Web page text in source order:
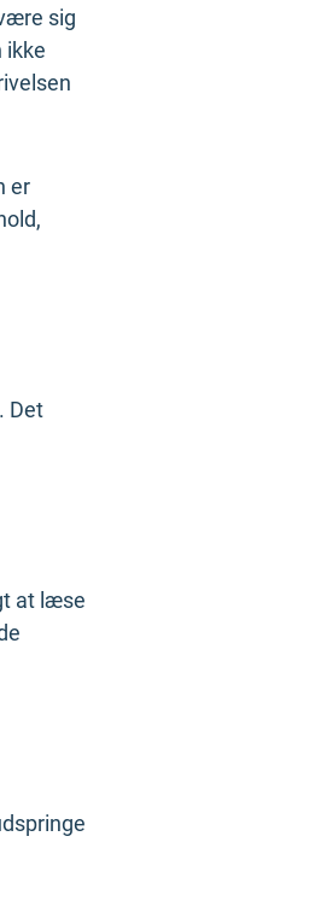
sig
ikke
er
Det
at læse